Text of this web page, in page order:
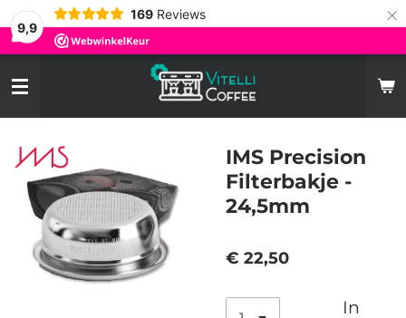
9,9
169 Reviews ×
IMS Precision
Filterbakje -
24,5mm
€ 22,50
In